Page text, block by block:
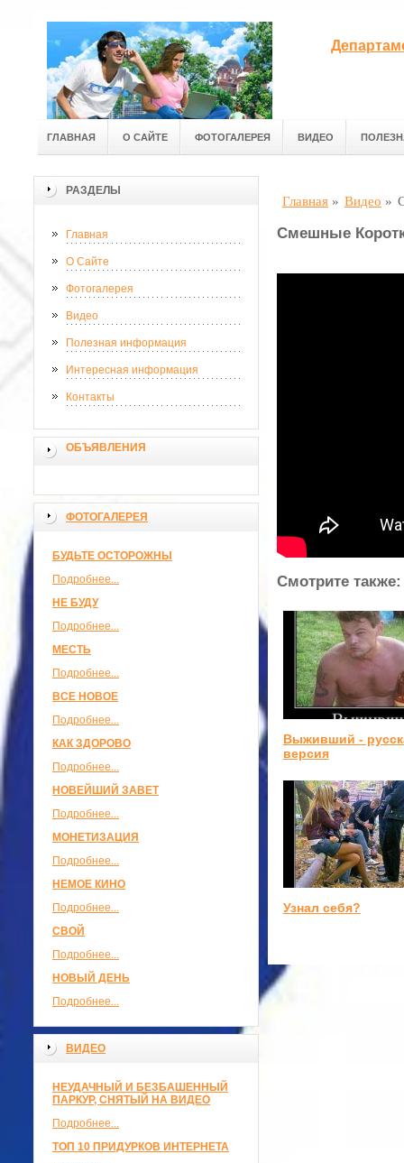
ГЛАВНАЯ О САЙТЕ ФОТОГАЛЕРЕЯ ВИДЕО
РАЗДЕЛЫ
Главная
О Сайте
Фотогалерея
Видео
Полезная информация
Интересная информация
Контакты
ОБЪЯВЛЕНИЯ
ФОТОГАЛЕРЕЯ
БУДЬТЕ ОСТОРОЖНЫ
Подробнее...
НЕ БУДУ
Подробнее...
МЕСТЬ
Подробнее...
ВСЕ НОВОЕ
Подробнее...
КАК ЗДОРОВО
Подробнее...
НОВЕЙШИЙ ЗАВЕТ
Подробнее...
МОНЕТИЗАЦИЯ
Подробнее...
НЕМОЕ КИНО
Подробнее...
СВОЙ
Подробнее...
НОВЫЙ ДЕНЬ
Подробнее...
ВИДЕО
НЕУДАЧНЫЙ И БЕЗБАШЕННЫЙ
ПАРКУР, СНЯТЫЙ НА ВИДЕО
Подробнее...
ТОП 10 ПРИДУРКОВ ИНТЕРНЕТА
Главная » Видео »
Смешные
Смотрите также:
Выживший -
версия
Узнал себя?